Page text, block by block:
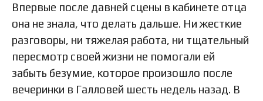
Впервые после давней сцены в кабинете отца
она не знала, что делать дальше. Ни жесткие
разговоры, ни тяжелая работа, ни тщательный
пересмотр своей жизни не помогали ей
забыть безумие, которое произошло после
вечеринки в Галловей шесть недель назад. В